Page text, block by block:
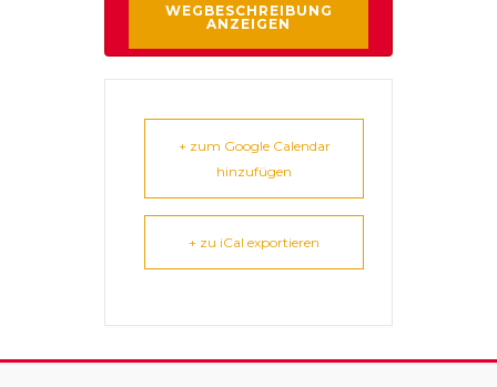
+ zum Google Calendar
hinzufügen
+ zu iCal exportieren